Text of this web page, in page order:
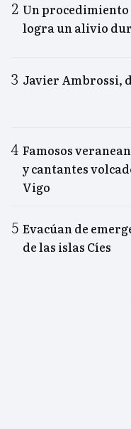
Un
logra un alivio
Javier Ambrossi,
Famosos
y cantantes
Vigo
Evacúan de
de las islas Cíes